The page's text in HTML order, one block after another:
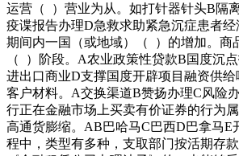
运营（ ）营业为从。如打针器针头B隔
疫谍报告办理D急救求助紧急沉症患者
期间内一国（或地域）（ ）的增加。商
（ ）阶段。A农业政策性贷款B国度沉
进出口商业D支撑国度开辟项目融资供
客户材料。A交换渠道B赞扬办理C风险
行正在金融市场上买卖有价证券的行为
高通货膨缩。AB巴哈马C巴西D巴拿马E
程中，类型有多种，支取部门按活期存